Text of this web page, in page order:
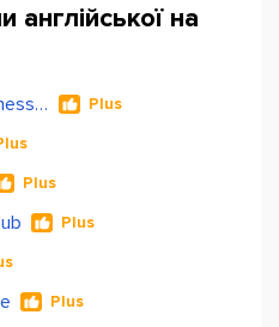
англійської на
My English by Business Language Plus
Plus
Plus
Plus